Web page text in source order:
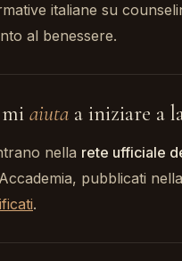
italiane su
al benessere.
aiuta a iniziare a
nella rete ufficiale
pubblicati
.